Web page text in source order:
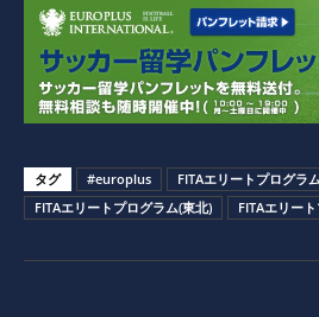
タグ #europlus
FITAエリートプログラム
FITAエリートプログラム(東北)
FITAエリー